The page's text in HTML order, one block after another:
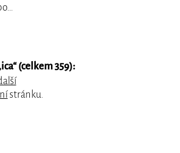
ica“ (celkem 359):
stránku.